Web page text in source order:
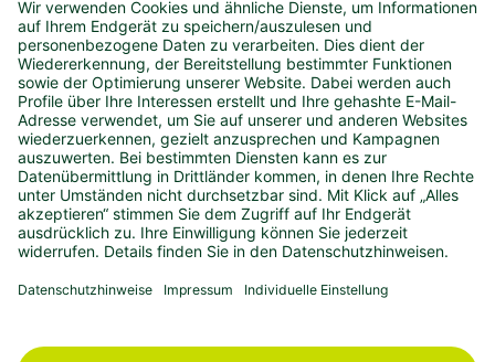
UNSER UNTERNEHMEN
SPIELANGEBOT
PRESSEMATERIAL
KONTAKT
IMPRESSUM
DATENSCHUTZ
BARRIEREFREIHEIT